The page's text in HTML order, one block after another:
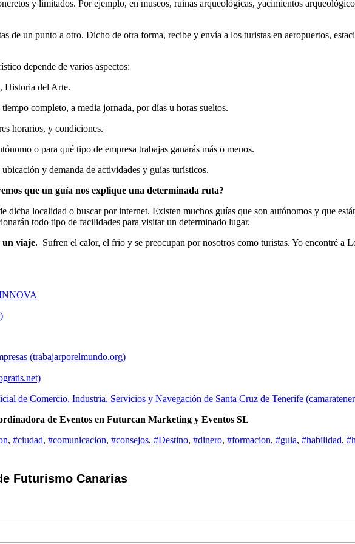
y limitados. Por ejemplo, en museos, ruinas arqueológicas, yacimientos
de un punto a otro. Dicho de otra forma, recibe y envía a los turistas en aeropuertos,
depende de varios aspectos:
Historia del Arte.
completo, a media jornada, por días u horas sueltos.
horarios, y condiciones.
o para qué tipo de empresa trabajas ganarás más o menos.
y demanda de actividades y guías turísticos.
que un guía nos explique una determinada ruta?
dicha localidad o buscar por internet. Existen muchos guías que son autónomos y que
todo tipo de facilidades para visitar un determinado lugar.
un viaje. Sufren el calor, el frio y se preocupan por nosotros como turistas. Yo encontré a
(trabajarporelmundo.org)
de Comercio, Industria, Servicios y Navegación de Santa Cruz de Tenerife
de Eventos en Futurcan Marketing y Eventos SL
, #ciudad, #comunicacion, #consejos, #Destino, #dinero, #formacion, #guia, #habilidad,
Futurismo Canarias